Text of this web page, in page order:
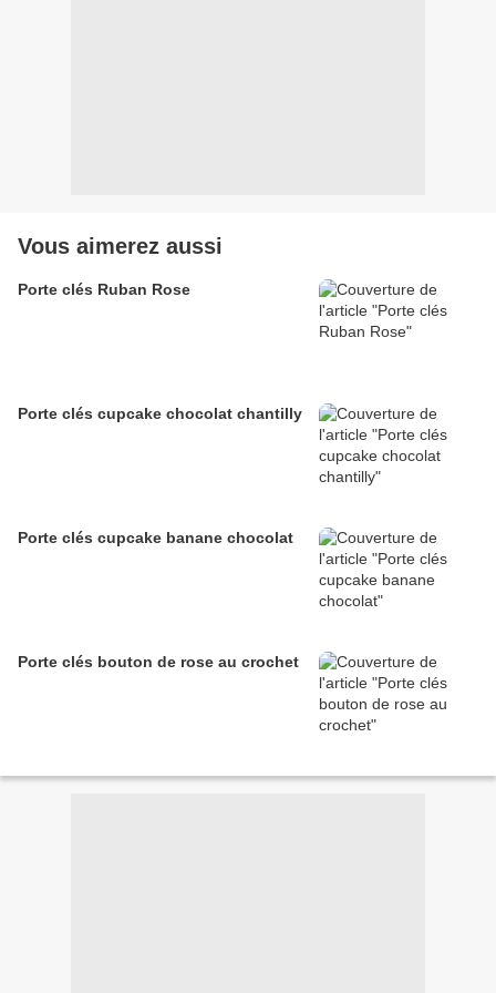
Vous aimerez aussi
Porte clés Ruban Rose
Porte clés cupcake chocolat chantilly
Porte clés cupcake banane chocolat
Porte clés bouton de rose au crochet